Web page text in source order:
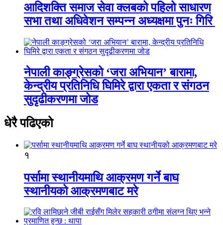
आदिशक्ति समाज सेवा क्लबको पहिलो साधारण
सभा तथा अधिवेशन सम्पन्न अध्यक्षमा पुनः गिरि
नेपाली काङ्ग्रेसको ‘जरा अभियान’ बारामा,
केन्द्रीय प्रतिनिधि घिमिरे द्वारा एकता र संगठन
सुदृढीकरणमा जोड
धेरै पढिएको
१
पर्सामा स्थानीयमाथि आक्रमण गर्ने बाघ
स्थानीयको आक्रमणबाट मरे